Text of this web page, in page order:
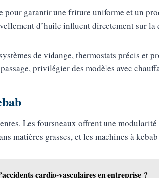
garantir une friture uniforme et un
d’huile influent directement sur
de vidange, thermostats précis et
privilégier des modèles avec
Les foursneaux offrent une
matières grasses, et les machines à
cardio-vasculaires en entreprise ?